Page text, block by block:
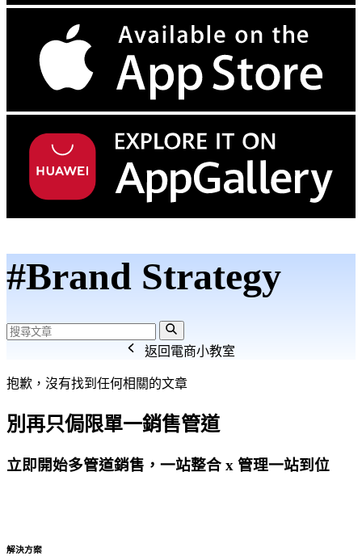
#Brand Strategy
返回電商小教室
抱歉，沒有找到任何相關的文章
別再只侷限單一銷售管道
立即開始多管道銷售，一站整合 x 管理一站到位
解決方案